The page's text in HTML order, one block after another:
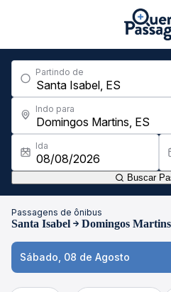
Partindo de
Indo para
Ida
Buscar
Passagens de ônibus
Santa Isabel Domingos Martins
Sábado, 08 de Agosto